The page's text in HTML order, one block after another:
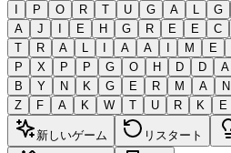
I
P O R T U G A L G
A
J I E H G R E E C
T
R A L I A A I M E
P
X P P G O H D D A
B
Y N K G E R M A N
Z
F A K W T U R K E
新しいゲーム リスタート